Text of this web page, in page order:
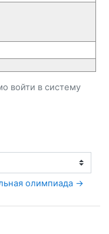
войти в систему
олимпиада →